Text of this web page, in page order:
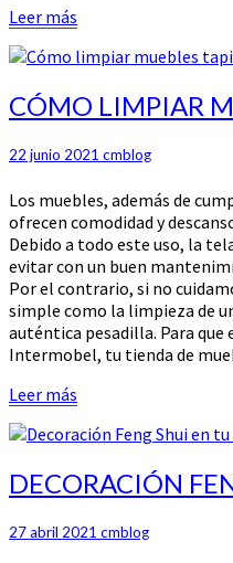
Leer más
CÓMO
LIMPIAR
MUEBLES
TAPIZADOS
CÓMO LIMPIAR
22 junio 2021 cmblog
Los muebles, además de
ofrecen comodidad y
Debido a todo este uso, la
evitar con un buen
Por el contrario, si no
simple como la limpieza de
auténtica pesadilla. Para que
Intermobel, tu tienda de
Leer más
DECORACIÓN
FENG
DECORACIÓN
27 abril 2021 cmblog